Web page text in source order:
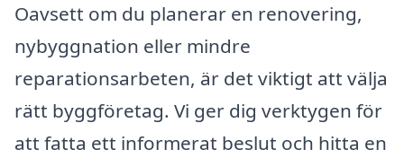
Oavsett om du planerar en renovering,
nybyggnation eller mindre
reparationsarbeten, är det viktigt att välja
rätt byggföretag. Vi ger dig verktygen för
att fatta ett informerat beslut och hitta en